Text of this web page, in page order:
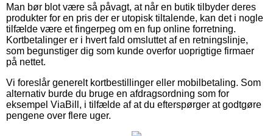
Man bør blot være så påvagt, at når en butik tilbyder deres
produkter for en pris der er utopisk tiltalende, kan det i nogle
tilfælde være et fingerpeg om en fup online forretning.
Kortbetalinger er i hvert fald omsluttet af en retningslinje,
som begunstiger dig som kunde overfor uoprigtige firmaer
på nettet.
Vi foreslår generelt kortbestillinger eller mobilbetaling. Som
alternativ burde du bruge en afdragsordning som for
eksempel ViaBill, i tilfælde af at du efterspørger at godtgøre
pengene over flere uger.